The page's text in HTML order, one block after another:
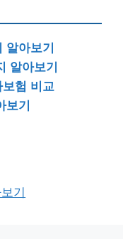
아보기
알아보기
험 비교
기
기